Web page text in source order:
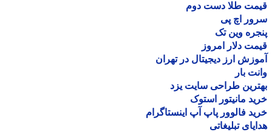
طلا دست دوم
اچ پی
وین تک
دلار امروز
ارز دیجیتال در تهران
بار
طراحی سایت یزد
مانیتور استوک
فالوور پاپ آپ اینستاگرام
تبلیغاتی